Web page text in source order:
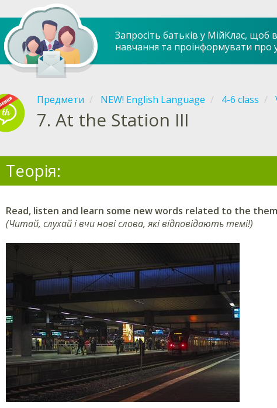
Запросіть батьків у МійКлас, щоб
навчання та проінформувати про
Предмети NEW! English Language 4-6 class
7. At the Station III
Теорія:
Read, listen and learn some new words related to the
(Читай, слухай і вчи нові слова, які відповідають темі!)